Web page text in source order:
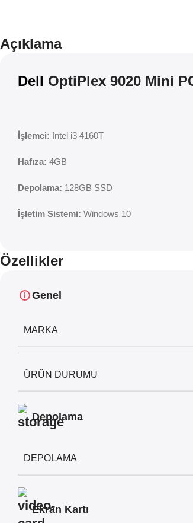
Açıklama
Dell OptiPlex 9020 Mini
İşlemci: Intel i3 4160T
Hafıza: 4GB
Depolama: 128GB SSD
İşletim Sistemi: Windows 10
Özellikler
Genel
MARKA
ÜRÜN DURUMU
Depolama
DEPOLAMA
Ekran Kartı